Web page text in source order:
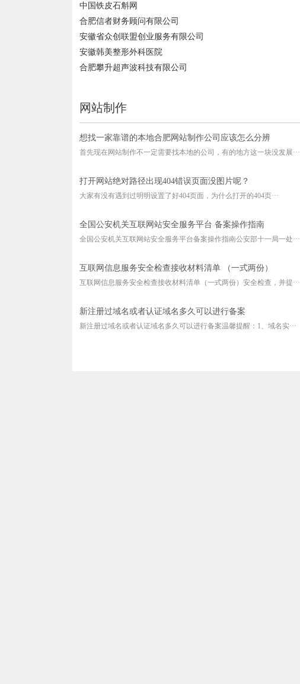
中国铁皮石斛网
合肥信者财务顾问有限公司
安徽省众创联盟创业服务有限公司
安徽韩美整形外科医院
合肥攀升超声波科技有限公司
网站制作
想找一家靠谱的本地合肥网站制作公司应该怎么分辨
首先现在网站制作不一定需要找本地的公司，有的地方这一块没发展···
打开网站绝对路径出现404错误页面没图片呢？
大家有没有遇到过明明设置了好404页面，为什么打开的404页···
全国公安机关互联网站安全服务平台 备案操作指南
全国公安机关互联网站安全服务平台备案操作指南公安部十一局一处···
互联网信息服务安全检查接收材料清单 （一式两份）
互联网信息服务安全检查接收材料清单（一式两份）安全检查，并提···
新注册过域名或者认证域名多久可以进行备案
新注册过域名或者认证域名多久可以进行备案温馨提醒：1、域名实···